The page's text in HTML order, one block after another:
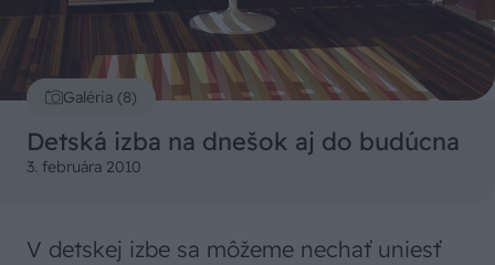
Galéria (8)
Detská izba na dnešok aj do budúcna
3. februára 2010
V detskej izbe sa môžeme nechať uniesť